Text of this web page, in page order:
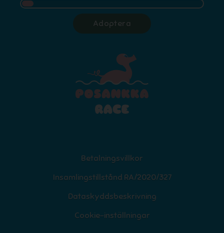
Adoptera
Betalningsvillkor
Insamlingstillstånd RA/2020/327
Dataskyddsbeskrivning
Cookie-inställningar